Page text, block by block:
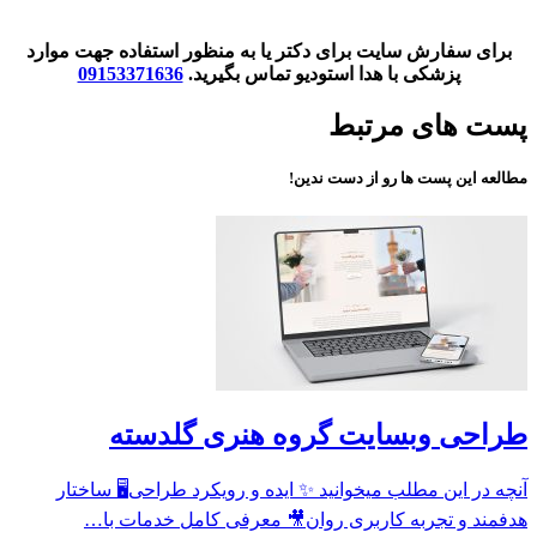
برای سفارش سایت برای دکتر یا به منظور استفاده جهت موارد
پزشکی با هدا استودیو تماس بگیرید.09153371636
پست های مرتبط
مطالعه این پست ها رو از دست ندین!
طراحی وبسایت گروه هنری گلدسته
آنچه در این مطلب میخوانید ✨ ایده و رویکرد طراحی🖥 ساختار
هدفمند و تجربه کاربری روان🎥 معرفی کامل خدمات با…